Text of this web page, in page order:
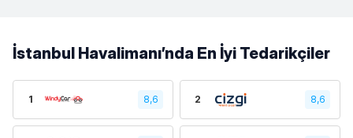
İstanbul Havalimanı’nda En İyi Tedarikçiler
1 8,6 2 8,6